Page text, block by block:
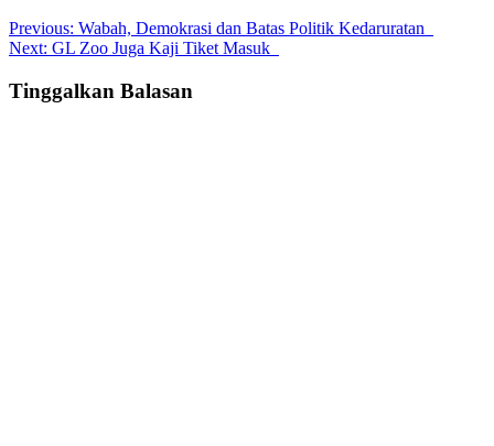
Post
navigation
Previous: Wabah, Demokrasi dan Batas Politik Kedaruratan
Next: GL Zoo Juga Kaji Tiket Masuk
Tinggalkan Balasan